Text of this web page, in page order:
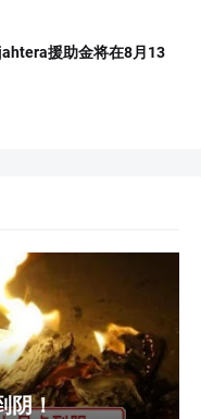
援助金将在8月13
阴！